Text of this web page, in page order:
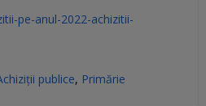
pe-anul-2022-achizitii-
publice, Primărie